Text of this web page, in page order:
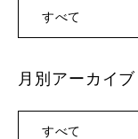
すべて
月別アーカイブ
すべて